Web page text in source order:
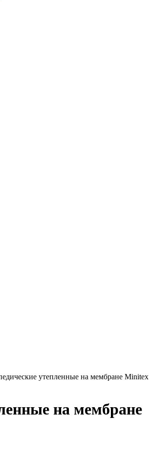
утепленные на мембране Minitex
на мембране